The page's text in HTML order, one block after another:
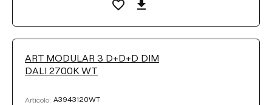
ART MODULAR 3 D+D+D DIM
DALI 2700K WT
Articolo: A3943120WT